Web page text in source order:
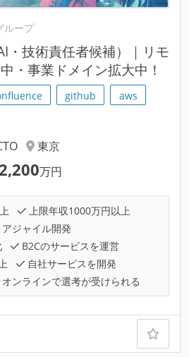
ループ
・技術責任者候補）｜リモ
・事業ドメイン拡大中！
github
aws
東京
万円
上限年収1000万円以上
アジャイル開発
B2Cのサービスを運営
自社サービスを開発
オンラインで選考が受けられる